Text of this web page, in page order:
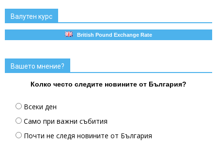
Валутен курс
British Pound Exchange Rate
Вашето мнение?
Колко често следите новините от България?
Всеки ден
Само при важни събития
Почти не следя новините от България